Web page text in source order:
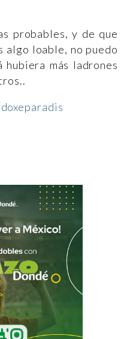
probables, y de que
algo loable, no puedo
más ladrones